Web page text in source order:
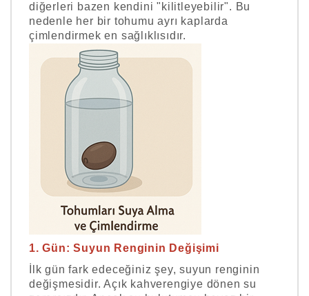
diğerleri bazen kendini "kilitleyebilir". Bu
nedenle her bir tohumu ayrı kaplarda
çimlendirmek en sağlıklısıdır.
1. Gün: Suyun Renginin Değişimi
İlk gün fark edeceğiniz şey, suyun renginin
değişmesidir. Açık kahverengiye dönen su